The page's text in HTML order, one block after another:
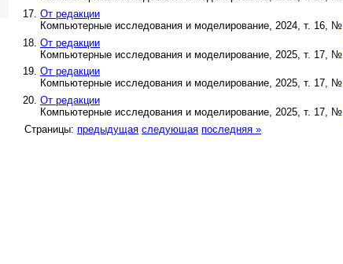
От редакции
Компьютерные исследования и моделирование, 2024, т. 16, №
От редакции
Компьютерные исследования и моделирование, 2025, т. 17, №
От редакции
Компьютерные исследования и моделирование, 2025, т. 17, №
От редакции
Компьютерные исследования и моделирование, 2025, т. 17, №
Страницы: предыдущая следующая последняя »